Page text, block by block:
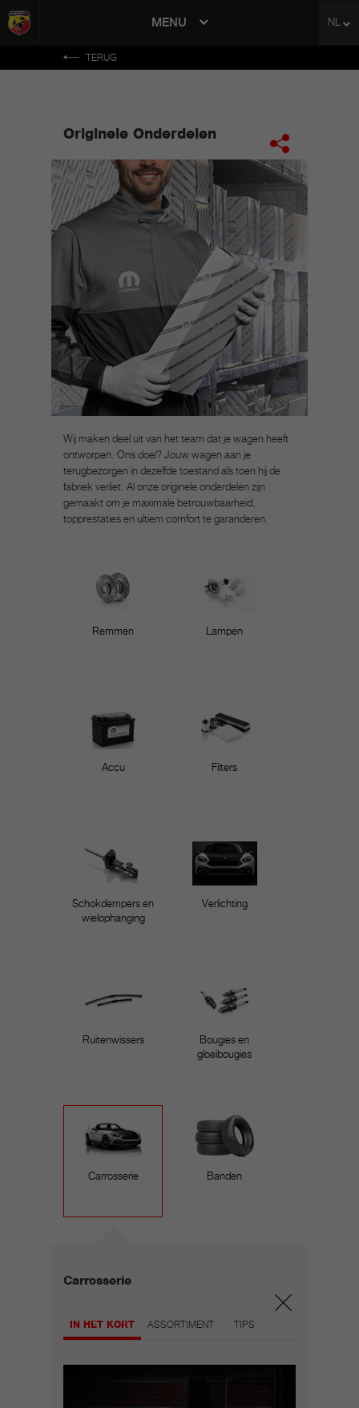
MENU NL
TERUG
Originele Onderdelen
Wij maken deel uit van het team dat je wagen heeft
ontworpen. Ons doel? Jouw wagen aan je
terugbezorgen in dezelfde toestand als toen hij de
fabriek verliet. Al onze originele onderdelen zijn
gemaakt om je maximale betrouwbaarheid,
topprestaties en ultiem comfort te garanderen.
Remmen Lampen
Accu Filters
Schokdempers en
wielophanging
Verlichting
Ruitenwissers
Bougies en
gloeibougies
Carrosserie
Carrosserie
IN HET KORT ASSORTIMENT TIPS
Banden